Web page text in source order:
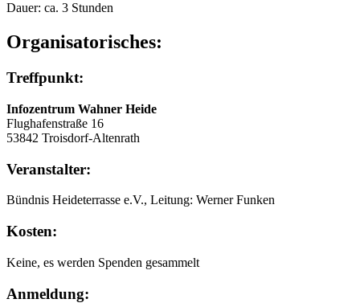
Dauer: ca. 3 Stunden
Organisatorisches:
Treffpunkt:
Infozentrum Wahner Heide
Flughafenstraße 16
53842 Troisdorf-Altenrath
Veranstalter:
Bündnis Heideterrasse e.V., Leitung: Werner Funken
Kosten:
Keine, es werden Spenden gesammelt
Anmeldung: